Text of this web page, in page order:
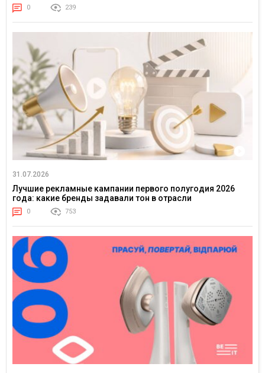
0 239
31.07.2026
Лучшие рекламные кампании первого полугодия 2026
года: какие бренды задавали тон в отрасли
0 753